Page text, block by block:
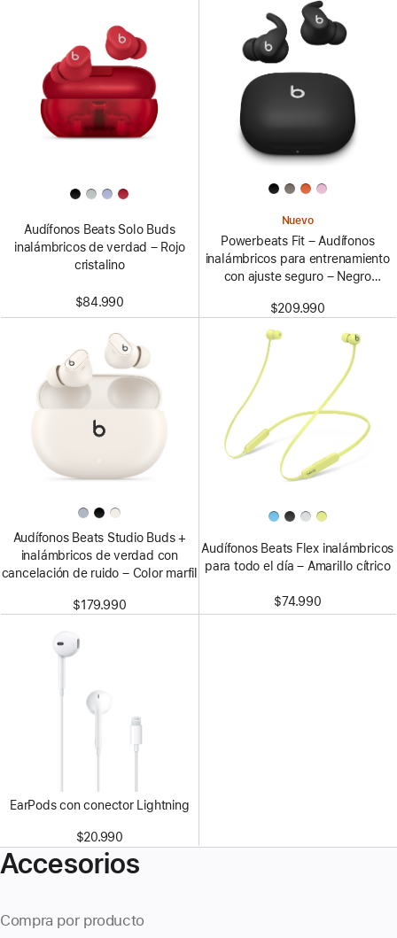
Audífonos Beats Solo Buds
inalámbricos de verdad – Rojo
cristalino
$84.990
Nuevo
Powerbeats Fit – Audífonos
inalámbricos para entrenamiento
con ajuste seguro – Negro
$209.990
Audífonos Beats Studio Buds +
inalámbricos de verdad con
cancelación de ruido – Color marfil
$179.990
Audífonos Beats Flex inalámbricos
para todo el día – Amarillo cítrico
$74.990
EarPods con conector Lightning
$20.990
Accesorios
Compra por producto